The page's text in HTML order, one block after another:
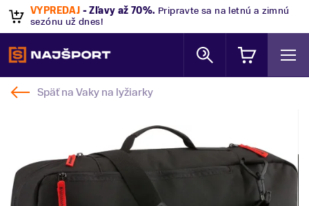
VÝPREDAJ - Zľavy až 70%. Pripravte sa na letnú a zimnú
sezónu už dnes!
Späť naVaky na lyžiarky